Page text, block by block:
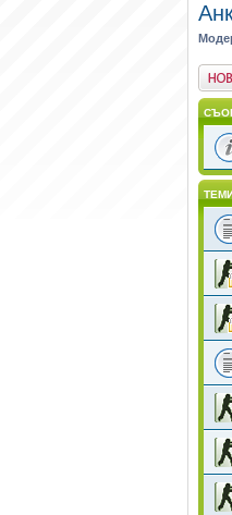
тема